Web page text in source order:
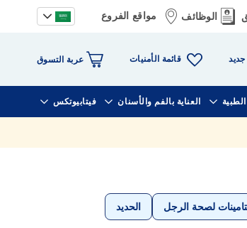
الوظائف مواقع الفروع
قائمة الأمنيات عربة التسوق
العناية بالفم والأسنان فيتابيوتكس
لصحة الرجل الحديد